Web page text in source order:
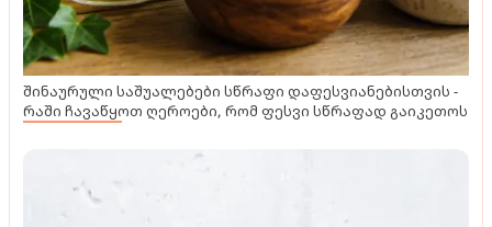
შინაურული საშუალებები სწრაფი დაფესვიანებისთვის -
რაში ჩავაწყოთ ღეროები, რომ ფესვი სწრაფად გაიკეთოს